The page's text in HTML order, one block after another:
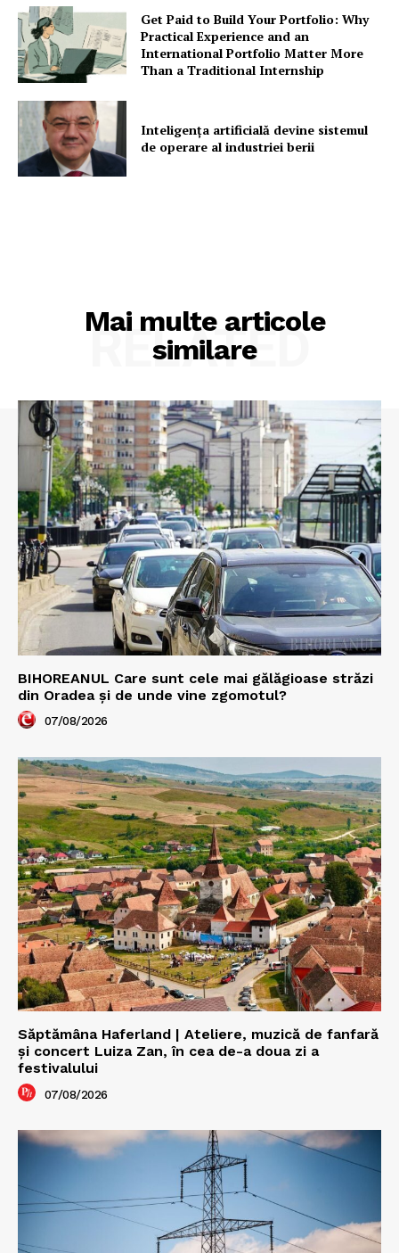
Get Paid to Build Your Portfolio: Why
Practical Experience and an
International Portfolio Matter More
Than a Traditional Internship
Inteligența artificială devine sistemul
de operare al industriei berii
Mai multe articole
similare
RELATED
BIHOREANUL Care sunt cele mai gălăgioase străzi
din Oradea și de unde vine zgomotul?
07/08/2026
Săptămâna Haferland | Ateliere, muzică de fanfară
şi concert Luiza Zan, în cea de-a doua zi a
festivalului
07/08/2026